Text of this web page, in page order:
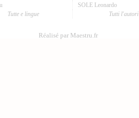
Tutte e lingue
SOLE Leonardo
Tutti l'autori
Réalisé par Maestru.fr